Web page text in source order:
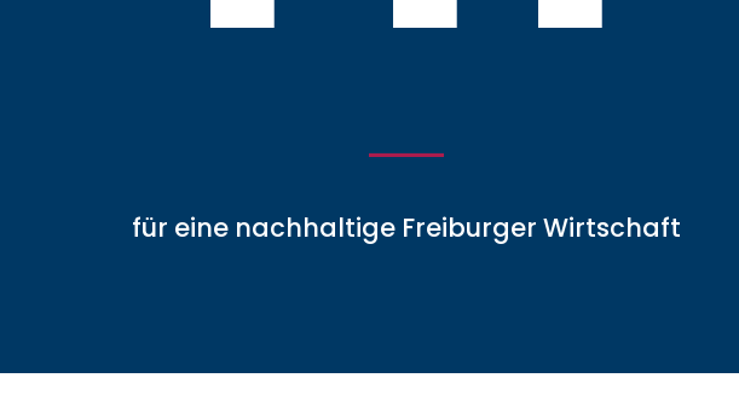
für eine nachhaltige Freiburger Wirtschaft